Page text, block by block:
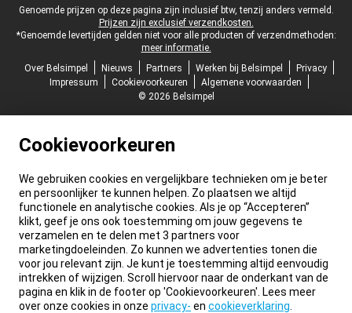
Juridische voettekst
Genoemde prijzen op deze pagina zijn inclusief btw, tenzij anders vermeld.
Prijzen zijn exclusief verzendkosten.
*Genoemde levertijden gelden niet voor alle producten of verzendmethoden:
meer informatie.
Over Belsimpel
Nieuws Partners Werken bij Belsimpel
Privacy
Impressum
Cookievoorkeuren
Algemene voorwaarden
© 2026 Belsimpel
Cookievoorkeuren
We gebruiken cookies en vergelijkbare technieken om je beter
en persoonlijker te kunnen helpen. Zo plaatsen we altijd
functionele en analytische cookies. Als je op “Accepteren”
klikt, geef je ons ook toestemming om jouw gegevens te
verzamelen en te delen met 3 partners voor
marketingdoeleinden. Zo kunnen we advertenties tonen die
voor jou relevant zijn. Je kunt je toestemming altijd eenvoudig
intrekken of wijzigen. Scroll hiervoor naar de onderkant van de
pagina en klik in de footer op 'Cookievoorkeuren'. Lees meer
over onze cookies in onze privacy- en cookieverklaring